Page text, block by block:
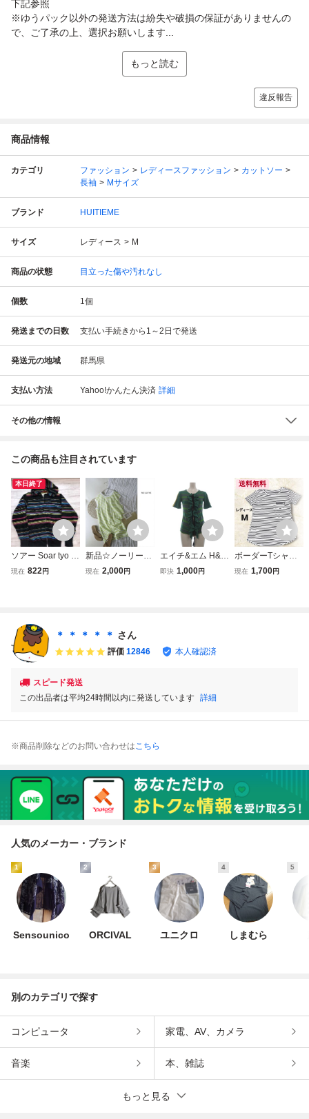
下記参照
※ゆうパック以外の発送方法は紛失や破損の保証がありませんの
で、ご了承の上、選択お願いします...
もっと読む
違反報告
商品情報
カテゴリ ファッション レディースファッション
カットソー
長袖
Mサイズ
ブランド HUITIEME
サイズ レディース M
商品の状態 目立った傷や汚れなし
個数 1個
発送までの日数 支払い手続きから1～2日で発送
発送元の地域 群馬県
支払い方法 Yahoo!かんたん決済 詳細
その他の情報
この商品も注目されています
本日終了
ソアー Soar tyo cr
ew オールド スト
ース M コットン1
00%
現在 822円
新品☆ノーリーズ
NOLLEYS☆洗え
ー 38サイズ 日本
製☆M-B 3802
現在 2,000円
エイチ&エム H&M
× マルニ カットソ
即決 1,000円
送料無料
ボーダーTシャツ
M レディース 半袖
現在 1,700円
＊ ＊ ＊ ＊ ＊ さん
評価 12846 本人確認済
スピード発送
この出品者は平均24時間以内に発送しています 詳細
※商品削除などのお問い合わせはこちら
人気のメーカー・ブランド
1
Sensounico
2
ORCIVAL
3
ユニクロ
4
しまむら
5
別のカテゴリで探す
コンピュータ 家電、AV、カメラ
音楽 本、雑誌
もっと見る